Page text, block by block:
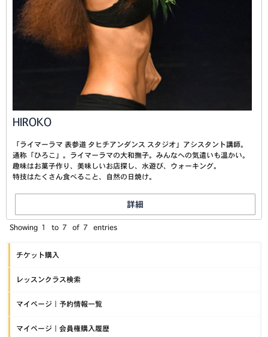
HIROKO
「ライマーラマ 表参道 タヒチアンダンス スタジオ」アシスタント講師。
通称「ひろこ」。ライマーラマの大和撫子。みんなへの気遣いも温かい。
趣味はお菓子作り、美味しいお店探し、水遊び、ウォーキング。
特技はたくさん食べること、自然の日焼け。
詳細
Showing 1 to 7 of 7 entries
チケット購入
レッスンクラス検索
マイページ｜予約情報一覧
マイページ｜会員権購入履歴